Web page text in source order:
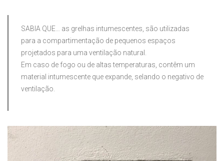
SABIA QUE… as grelhas intumescentes, são utilizadas
para a compartimentação de pequenos espaços
projetados para uma ventilação natural.
Em caso de fogo ou de altas temperaturas, contêm um
material intumescente que expande, selando o negativo de
ventilação.